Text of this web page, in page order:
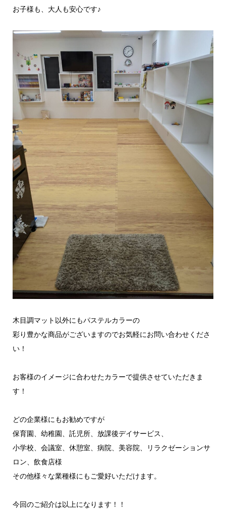
お子様も、大人も安心です♪
木目調マット以外にもパステルカラーの
彩り豊かな商品がございますのでお気軽にお問い合わせくださ
い！
お客様のイメージに合わせたカラーで提供させていただきま
す！
どの企業様にもお勧めですが
保育園、幼稚園、託児所、放課後デイサービス、
小学校、会議室、休憩室、病院、美容院、リラクゼーションサ
ロン、飲食店様
その他様々な業種様にもご愛好いただけます。
今回のご紹介は以上になります！！